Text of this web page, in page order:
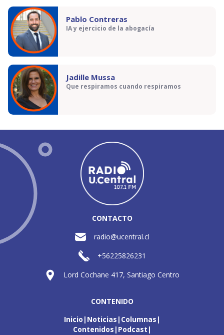
Pablo Contreras
IA y ejercicio de la abogacía
Jadille Mussa
Que respiramos cuando respiramos
CONTACTO
radio@ucentral.cl
+56225826231
Lord Cochane 417, Santiago Centro
CONTENIDO
Inicio Noticias Columnas
Contenidos Podcast